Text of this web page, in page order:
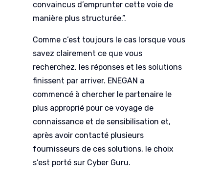
convaincus d’emprunter cette voie de
manière plus structurée.”.
Comme c’est toujours le cas lorsque vous
savez clairement ce que vous
recherchez, les réponses et les solutions
finissent par arriver. ENEGAN a
commencé à chercher le partenaire le
plus approprié pour ce voyage de
connaissance et de sensibilisation et,
après avoir contacté plusieurs
fournisseurs de ces solutions, le choix
s’est porté sur Cyber Guru.